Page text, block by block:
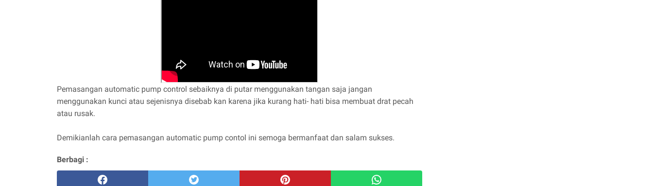
Pemasangan automatic pump control sebaiknya di putar menggunakan tangan saja jangan
menggunakan kunci atau sejenisnya disebab kan karena jika kurang hati- hati bisa membuat drat pecah
atau rusak.
Demikianlah cara pemasangan automatic pump contol ini semoga bermanfaat dan salam sukses.
Berbagi :